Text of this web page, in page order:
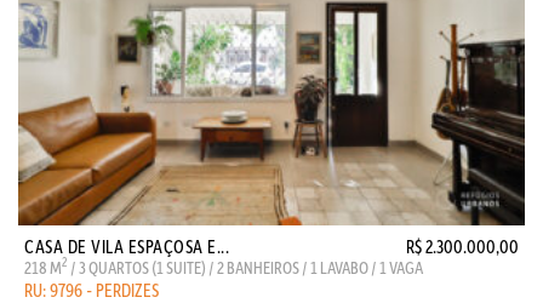
CASA DE VILA ESPAÇOSA E... R$ 2.300.000,00
218 M2 / 3 QUARTOS (1 SUITE) / 2 BANHEIROS / 1 LAVABO / 1 VAGA
RU: 9796 - PERDIZES